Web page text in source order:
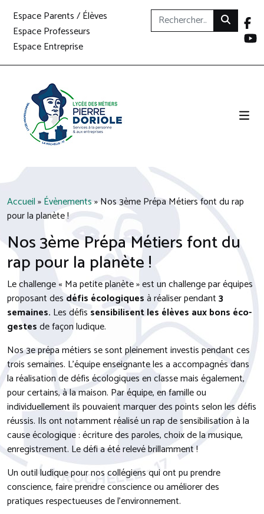
Espace Parents / Élèves
Espace Professeurs
Espace Entreprise
Accueil»Évènements»Nos 3ème Prépa Métiers font du rap
pour la planète !
Nos 3ème Prépa Métiers font du
rap pour la planète !
Le challenge « Ma petite planète » est un challenge par équipes
proposant des défis écologiquesà réaliser pendant3
semaines. Les défissensibilisent les élèves aux bons éco-
gestesde façon ludique.
Nos 3e prépa métiers se sont pleinement investis pendant ces
trois semaines. L’équipe enseignante les a accompagnés dans
la réalisation de défis écologiques en classe mais également,
pour certains, à la maison. Par équipe, en famille ou
individuellement ils pouvaient marquer des points selon les défis
réussis. Ils ont notamment réalisé un rap de sensibilisation à la
cause écologique : écriture des paroles, choix de la musique,
enregistrement. Le défi a été relevé brillamment !
Un outil ludique pour nos collégiens qui ont pu prendre
conscience, faire prendre conscience ou améliorer des
pratiques respectueuses de l’environnement.